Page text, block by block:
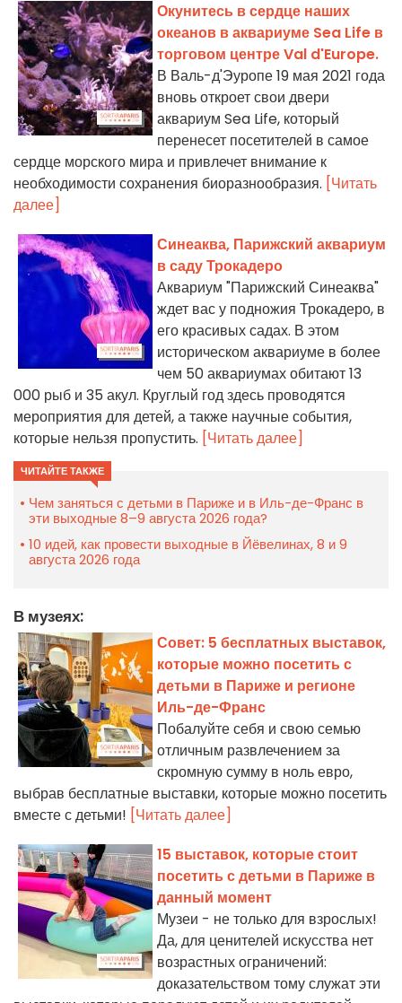
Окунитесь в сердце наших
океанов в аквариуме Sea Life в
торговом центре Val d'Europe.
В Валь-д'Эуропе 19 мая 2021 года
вновь откроет свои двери
аквариум Sea Life, который
перенесет посетителей в самое
сердце морского мира и привлечет внимание к
необходимости сохранения биоразнообразия. [Читать
далее]
Синеаква, Парижский аквариум
в саду Трокадеро
Аквариум "Парижский Синеаква"
ждет вас у подножия Трокадеро, в
его красивых садах. В этом
историческом аквариуме в более
чем 50 аквариумах обитают 13
000 рыб и 35 акул. Круглый год здесь проводятся
мероприятия для детей, а также научные события,
которые нельзя пропустить. [Читать далее]
ЧИТАЙТЕ ТАКЖЕ
Чем заняться с детьми в Париже и в Иль-де-Франс в
эти выходные 8–9 августа 2026 года?
10 идей, как провести выходные в Йёвелинах, 8 и 9
августа 2026 года
В музеях:
Совет: 5 бесплатных выставок,
которые можно посетить с
детьми в Париже и регионе
Иль-де-Франс
Побалуйте себя и свою семью
отличным развлечением за
скромную сумму в ноль евро,
выбрав бесплатные выставки, которые можно посетить
вместе с детьми! [Читать далее]
15 выставок, которые стоит
посетить с детьми в Париже в
данный момент
Музеи - не только для взрослых!
Да, для ценителей искусства нет
возрастных ограничений:
доказательством тому служат эти